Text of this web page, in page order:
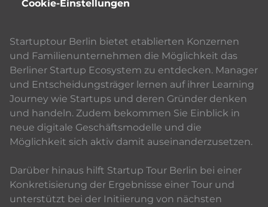
Cookie-Einstellungen
Startuptour Berlin bietet etablierten Konzernen
und Familienunternehmen die Möglichkeit das
Berliner Startup Ecosystem zu entdecken. Manager
und Entscheidungsträger lernen auf ihrer Learning
Journey wie Startups und deren Gründer denken
und handeln. Zudem bekommen Sie Einblick in
neue digitale Geschäftsmodelle und die
Möglichkeit sich aktiv damit auseinanderzusetzen.
Darüber hinaus hilft Startup Tour Berlin bei einer
Konkretisierung der Ergebnisse einer Tour und
unterstützt bei der Initiierung von nächsten